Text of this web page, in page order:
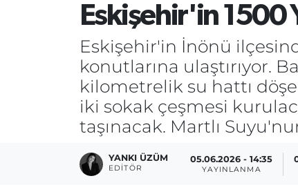
Eskişehir'in 1500
Eskişehir'in İnönü
konutlarına ulaştırıyor.
kilometrelik su hattı
iki sokak çeşmesi
taşınacak. Martlı
YANKI ÜZÜM
EDITÖR
05.06.2026 - 14:35
YAYINLANMA